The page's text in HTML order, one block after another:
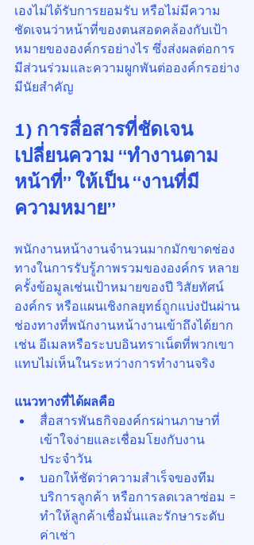
เองไม่ได้รับการยอมรับ หรือไม่มีความ
ชัดเจนว่าหน้าที่ของตนสอดคล้องกับเป้า
หมายขององค์กรอย่างไร ซึ่งส่งผลต่อการ
มีส่วนร่วมและความผูกพันต่อองค์กรอย่าง
มีนัยสำคัญ
1) การสื่อสารที่ชัดเจน
เปลี่ยนความ “ทำงานตาม
หน้าที่” ให้เป็น “งานที่มี
ความหมาย”
พนักงานหน้างานจำนวนมากมักขาดช่อง
ทางในการรับรู้ภาพรวมขององค์กร หลาย
ครั้งข้อมูลเช่นเป้าหมายของปี วิสัยทัศน์
องค์กร หรือแผนเชิงกลยุทธ์ถูกแบ่งปันผ่าน
ช่องทางที่พนักงานหน้างานเข้าถึงได้ยาก
เช่น อีเมลหรือระบบอินทราเน็ตที่พวกเขา
แทบไม่เห็นในระหว่างการทำงานจริง
แนวทางที่ได้ผลคือ
สื่อสารพันธกิจองค์กรผ่านภาษาที่
เข้าใจง่ายและเชื่อมโยงกับงาน
ประจำวัน
บอกให้ชัดว่าความสำเร็จของทีม
บริการลูกค้า หรือการลดเวลาซ่อม =
ทำให้ลูกค้าเชื่อมั่นและรักษาระดับ
ค่าเช่า